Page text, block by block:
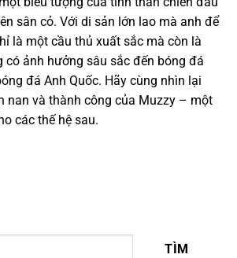
sân cỏ. Với di sản lớn lao mà anh để
là một cầu thủ xuất sắc mà còn là
có ảnh hưởng sâu sắc đến bóng đá
đá Anh Quốc. Hãy cùng nhìn lại
nan và thành công của Muzzy – một
các thế hệ sau.
TÌM